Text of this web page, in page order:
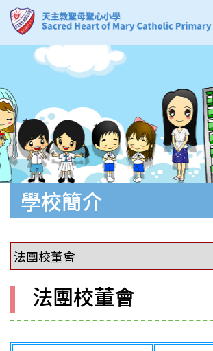
學校簡介
法團校董會